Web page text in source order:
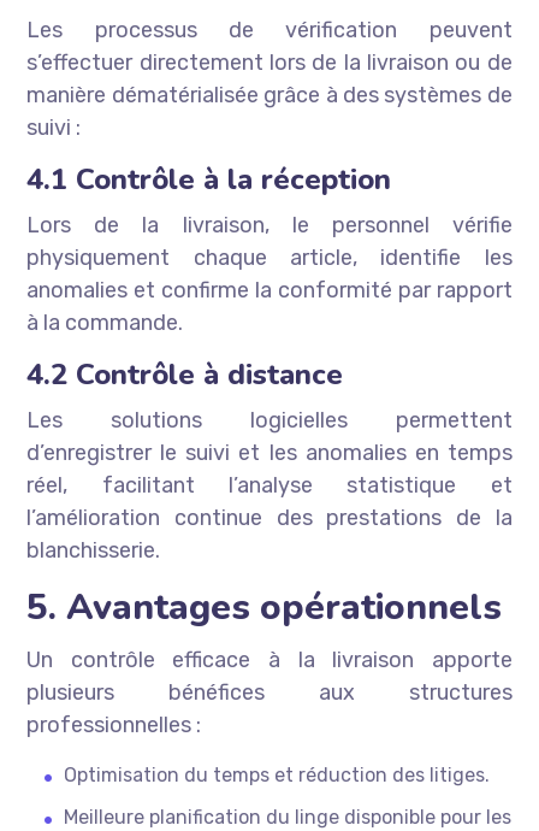
Les processus de vérification peuvent
s’effectuer directement lors de la livraison ou de
manière dématérialisée grâce à des systèmes de
suivi :
4.1 Contrôle à la réception
Lors de la livraison, le personnel vérifie
physiquement chaque article, identifie les
anomalies et confirme la conformité par rapport
à la commande.
4.2 Contrôle à distance
Les solutions logicielles permettent
d’enregistrer le suivi et les anomalies en temps
réel, facilitant l’analyse statistique et
l’amélioration continue des prestations de la
blanchisserie.
5. Avantages opérationnels
Un contrôle efficace à la livraison apporte
plusieurs bénéfices aux structures
professionnelles :
Optimisation du temps et réduction des litiges.
Meilleure planification du linge disponible pour les